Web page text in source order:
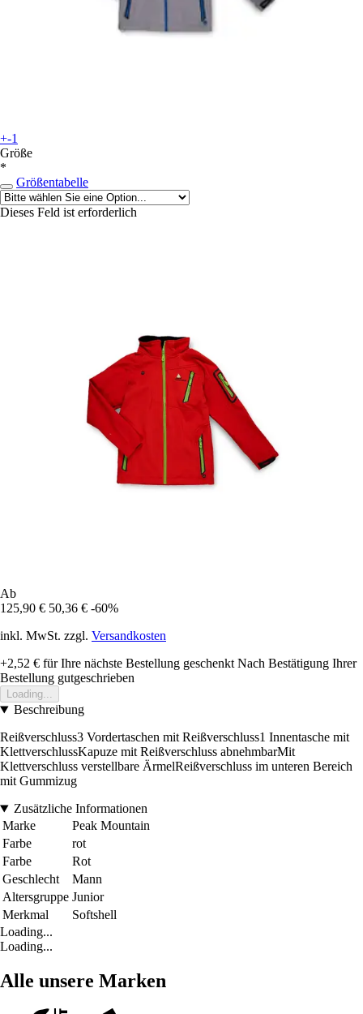
+-1
Größe
*
Größentabelle
Dieses Feld ist erforderlich
Ab
125,90 € 50,36 € -60%
inkl. MwSt. zzgl. Versandkosten
+2,52 € für Ihre nächste Bestellung geschenkt Nach Bestätigung Ihrer
Bestellung gutgeschrieben
Loading...
Beschreibung
Reißverschluss3 Vordertaschen mit Reißverschluss1 Innentasche mit
KlettverschlussKapuze mit Reißverschluss abnehmbarMit
Klettverschluss verstellbare ÄrmelReißverschluss im unteren Bereich
mit Gummizug
Zusätzliche Informationen
Marke
Peak Mountain
Farbe
rot
Farbe
Rot
Geschlecht
Mann
Altersgruppe Junior
Merkmal
Softshell
Loading...
Loading...
Alle unsere Marken